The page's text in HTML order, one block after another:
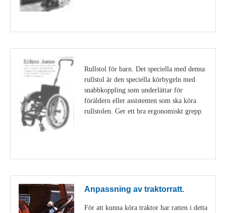
Rullstol för barn. Det speciella med denna
rullstol är den speciella körbygeln med
snabbkoppling som underlättar för
föräldern eller assistenten som ska köra
rullstolen. Ger ett bra ergonomiskt grepp.
Anpassning av traktorratt.
För att kunna köra traktor har ratten i detta